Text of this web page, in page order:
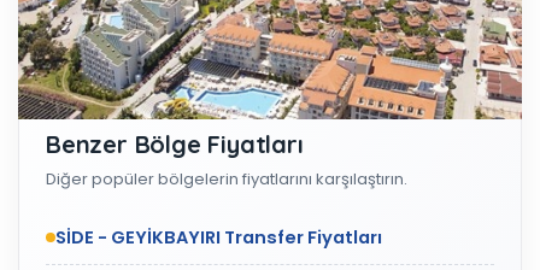
Benzer Bölge Fiyatları
Diğer popüler bölgelerin fiyatlarını karşılaştırın.
SİDE - GEYİKBAYIRI Transfer Fiyatları